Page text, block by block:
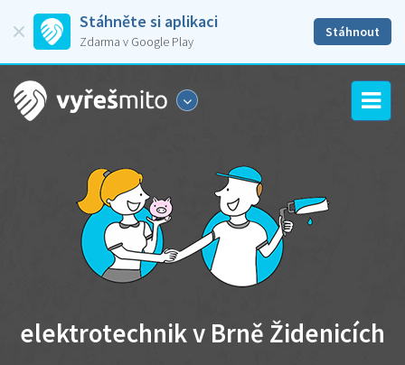
Stáhněte si aplikaci
Zdarma v Google Play
Stáhnout
elektrotechnik v Brně Židenicích